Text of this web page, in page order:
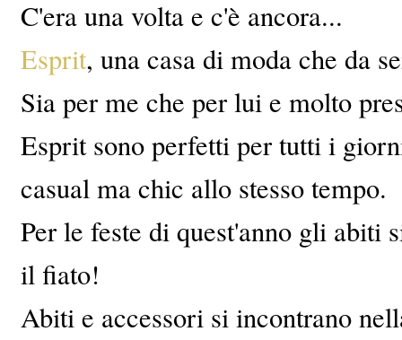
C'era una volta e c'è ancora...
Esprit, una casa di moda che da
Sia per me che per lui e molto
Esprit sono perfetti per tutti i
casual ma chic allo stesso tempo.
Per le feste di quest'anno gli abiti
il fiato!
Abiti e accessori si incontrano